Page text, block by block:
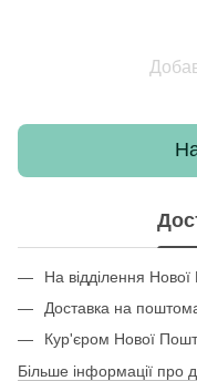
На відділення
Доставка на
Кур'єром Нової
Більше інформації про